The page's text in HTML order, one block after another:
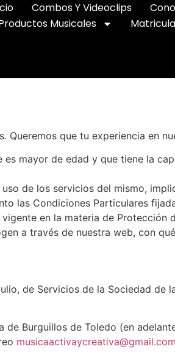
Combos Y Videoclips
Musicales
Matricula
Queremos que tu experiencia en
es mayor de edad y que tiene la
de los servicios del mismo,
las Condiciones Particulares
en la materia de Protección
a través de nuestra web, con
de Servicios de la Sociedad
Burguillos de Toledo (en
musicaactivaycreativa@gmail.com